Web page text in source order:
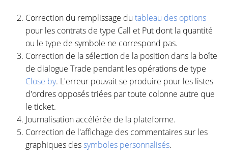
Correction du remplissage du tableau des options
pour les contrats de type Call et Put dont la quantité
ou le type de symbole ne correspond pas.
Correction de la sélection de la position dans la boîte
de dialogue Trade pendant les opérations de type
Close by. L'erreur pouvait se produire pour les listes
d'ordres opposés triées par toute colonne autre que
le ticket.
Journalisation accélérée de la plateforme.
Correction de l'affichage des commentaires sur les
graphiques dessymboles personnalisés.